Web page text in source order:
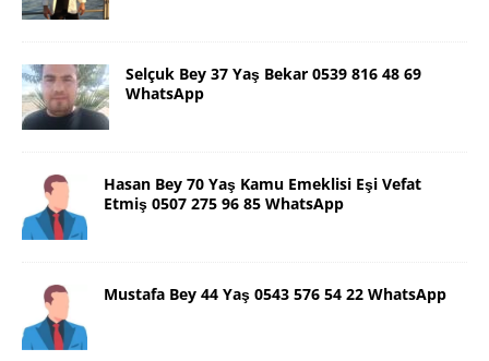
Selçuk Bey 37 Yaş Bekar 0539 816 48 69
WhatsApp
Hasan Bey 70 Yaş Kamu Emeklisi Eşi Vefat
Etmiş 0507 275 96 85 WhatsApp
Mustafa Bey 44 Yaş 0543 576 54 22 WhatsApp